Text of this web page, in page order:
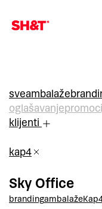
sveambalaže
oglašavanje
klijenti
kap4
Sky Office
brandingambalaže